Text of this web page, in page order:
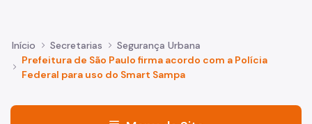
Início Secretarias
Segurança Urbana
Prefeitura de São Paulo firma acordo com a Polícia
Federal para uso do Smart Sampa